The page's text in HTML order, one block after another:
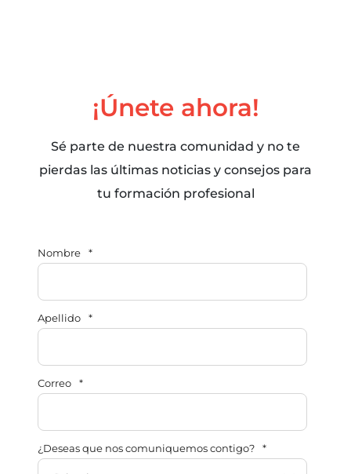
¡Únete ahora!
Sé parte de nuestra comunidad y no te
pierdas las últimas noticias y consejos para
tu formación profesional
Nombre *
Apellido *
Correo *
¿Deseas que nos comuniquemos contigo? *